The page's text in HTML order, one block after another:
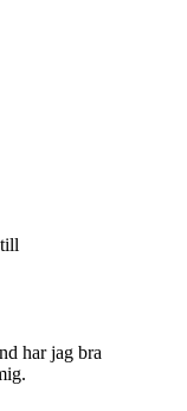
har jag bra